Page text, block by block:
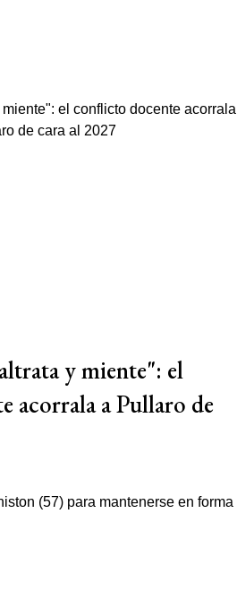
y miente": el
acorrala a Pullaro de